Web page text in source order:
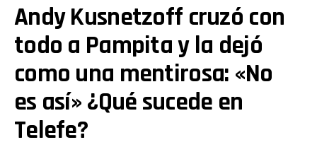
Andy Kusnetzoff cruzó con
todo a Pampita y la dejó
como una mentirosa: «No
es así» ¿Qué sucede en
Telefe?